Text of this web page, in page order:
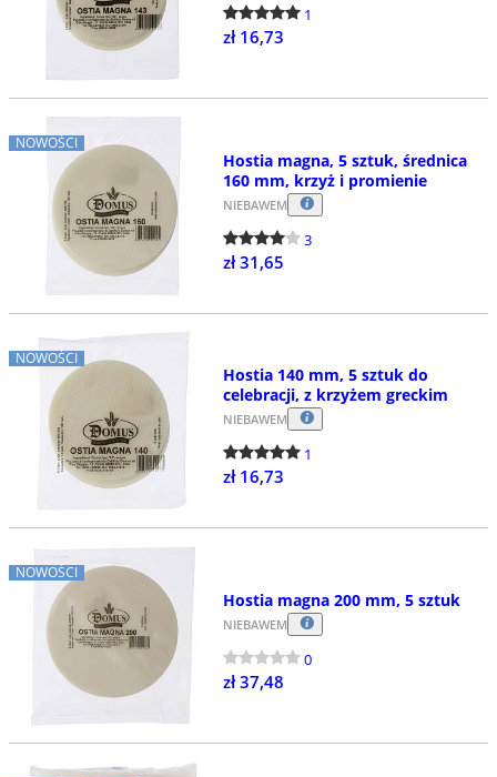
1
zł 16,73
NOWOŚCI
Hostia magna, 5 sztuk, średnica
160 mm, krzyż i promienie
NIEBAWEM
3
zł 31,65
NOWOŚCI
Hostia 140 mm, 5 sztuk do
celebracji, z krzyżem greckim
NIEBAWEM
1
zł 16,73
NOWOŚCI
Hostia magna 200 mm, 5 sztuk
NIEBAWEM
0
zł 37,48